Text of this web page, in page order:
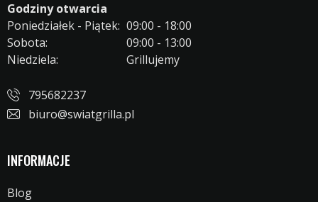
Godziny otwarcia
Poniedziałek - Piątek: 09:00 - 18:00
Sobota:
09:00 - 13:00
Niedziela:
Grillujemy
795682237
biuro@swiatgrilla.pl
INFORMACJE
Blog